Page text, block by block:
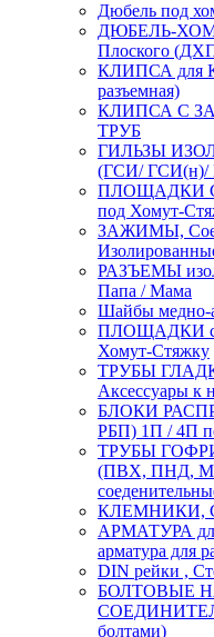
Дюбель под
ДЮБЕЛЬ-
Плоского
КЛИПСА для
разъемная)
КЛИПСА С
ТРУБ
ГИЛЬЗЫ
(ГСИ/
ПЛОЩАДКИ
под Хомут-
ЗАЖИМЫ,
РАЗЪЕМЫ
Папа / Мама
Шайбы
ПЛОЩАДКИ с
Хомут-Стяжку
ТРУБЫ
Аксессуары к
БЛОКИ
РБП) 1П / 4П
ТРУБЫ
(ПВХ, ПНД,
КЛЕМНИКИ,
АРМАТУРА
арматура для
DIN рейки ,
БОЛТОВЫЕ
болтами)